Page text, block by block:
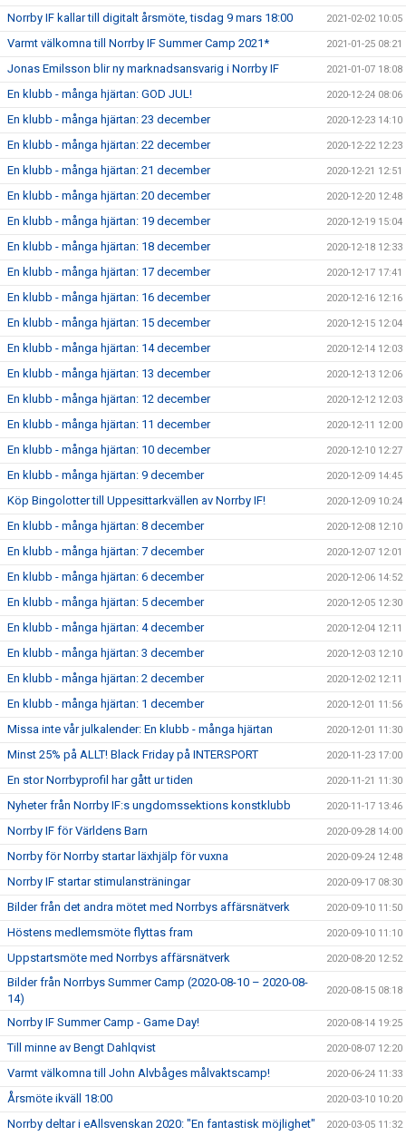
Norrby IF kallar till digitalt årsmöte, tisdag 9 mars 18:00 2021-02-02 10:05
Varmt välkomna till Norrby IF Summer Camp 2021* 2021-01-25 08:21
Jonas Emilsson blir ny marknadsansvarig i Norrby IF 2021-01-07 18:08
En klubb - många hjärtan: GOD JUL! 2020-12-24 08:06
En klubb - många hjärtan: 23 december 2020-12-23 14:10
En klubb - många hjärtan: 22 december 2020-12-22 12:23
En klubb - många hjärtan: 21 december 2020-12-21 12:51
En klubb - många hjärtan: 20 december 2020-12-20 12:48
En klubb - många hjärtan: 19 december 2020-12-19 15:04
En klubb - många hjärtan: 18 december 2020-12-18 12:33
En klubb - många hjärtan: 17 december 2020-12-17 17:41
En klubb - många hjärtan: 16 december 2020-12-16 12:16
En klubb - många hjärtan: 15 december 2020-12-15 12:04
En klubb - många hjärtan: 14 december 2020-12-14 12:03
En klubb - många hjärtan: 13 december 2020-12-13 12:06
En klubb - många hjärtan: 12 december 2020-12-12 12:03
En klubb - många hjärtan: 11 december 2020-12-11 12:00
En klubb - många hjärtan: 10 december 2020-12-10 12:27
En klubb - många hjärtan: 9 december 2020-12-09 14:45
Köp Bingolotter till Uppesittarkvällen av Norrby IF! 2020-12-09 10:24
En klubb - många hjärtan: 8 december 2020-12-08 12:10
En klubb - många hjärtan: 7 december 2020-12-07 12:01
En klubb - många hjärtan: 6 december 2020-12-06 14:52
En klubb - många hjärtan: 5 december 2020-12-05 12:30
En klubb - många hjärtan: 4 december 2020-12-04 12:11
En klubb - många hjärtan: 3 december 2020-12-03 12:10
En klubb - många hjärtan: 2 december 2020-12-02 12:11
En klubb - många hjärtan: 1 december 2020-12-01 11:56
Missa inte vår julkalender: En klubb - många hjärtan 2020-12-01 11:30
Minst 25% på ALLT! Black Friday på INTERSPORT 2020-11-23 17:00
En stor Norrbyprofil har gått ur tiden 2020-11-21 11:30
Nyheter från Norrby IF:s ungdomssektions konstklubb 2020-11-17 13:46
Norrby IF för Världens Barn 2020-09-28 14:00
Norrby för Norrby startar läxhjälp för vuxna 2020-09-24 12:48
Norrby IF startar stimulansträningar 2020-09-17 08:30
Bilder från det andra mötet med Norrbys affärsnätverk 2020-09-10 11:50
Höstens medlemsmöte flyttas fram 2020-09-10 11:10
Uppstartsmöte med Norrbys affärsnätverk 2020-08-20 12:52
Bilder från Norrbys Summer Camp (2020-08-10 – 2020-08-
14)
2020-08-15 08:18
Norrby IF Summer Camp - Game Day! 2020-08-14 19:25
Till minne av Bengt Dahlqvist 2020-08-07 12:20
Varmt välkomna till John Alvbåges målvaktscamp! 2020-06-24 11:33
Årsmöte ikväll 18:00 2020-03-10 10:20
Norrby deltar i eAllsvenskan 2020: "En fantastisk möjlighet" 2020-03-05 11:32